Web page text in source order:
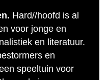
Hard//hoofd is al
voor jonge en
en literatuur.
en
speeltuin voor